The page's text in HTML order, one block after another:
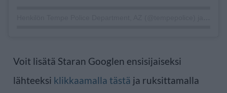
Voit lisätä Staran Googlen ensisijaiseksi
lähteeksi klikkaamalla tästä ja ruksittamalla